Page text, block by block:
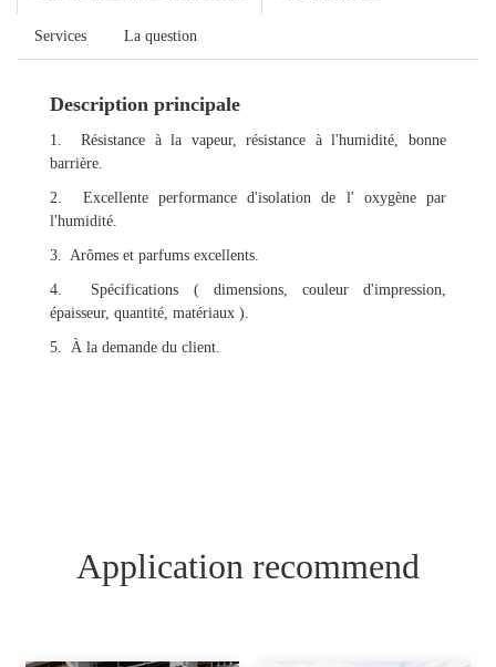
Services La question
Description principale
1. Résistance à la vapeur, résistance à l'humidité, bonne
barrière.
2. Excellente performance d'isolation de l' oxygène par
l'humidité.
3. Arômes et parfums excellents.
4. Spécifications ( dimensions, couleur d'impression,
épaisseur, quantité, matériaux ).
5. À la demande du client.
Application recommend